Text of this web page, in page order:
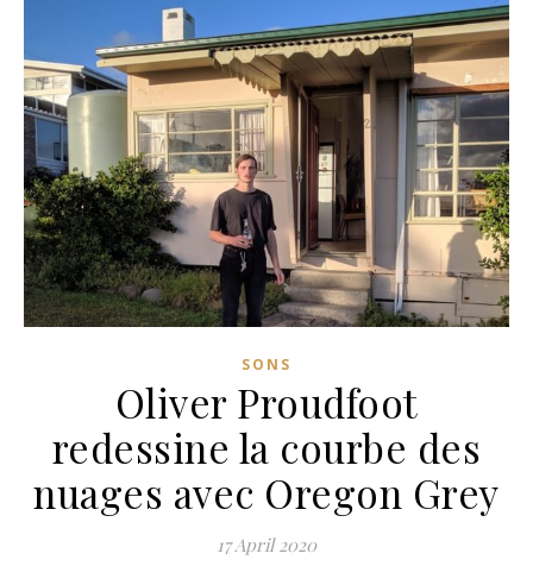
SONS
Oliver Proudfoot
redessine la courbe des
nuages avec Oregon Grey
17 April 2020